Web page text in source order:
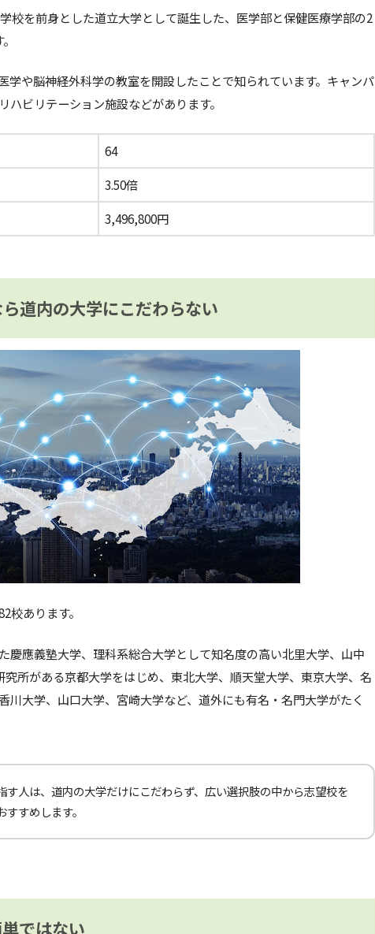
校を前身とした道立大学として誕生した、医学部と保健医療学部の2
学や脳神経外科学の教室を開設したことで知られています。キャンパ
ビリテーション施設などがあります。
64
3.50倍
3,496,800円
道内の大学にこだわらない
校あります。
慶應義塾大学、理科系総合大学として知名度の高い北里大学、山中
所がある京都大学をはじめ、東北大学、順天堂大学、東京大学、名
川大学、山口大学、宮崎大学など、道外にも有名・名門大学がたく
す人は、道内の大学だけにこだわらず、広い選択肢の中から志望校を
すめします。
ではない